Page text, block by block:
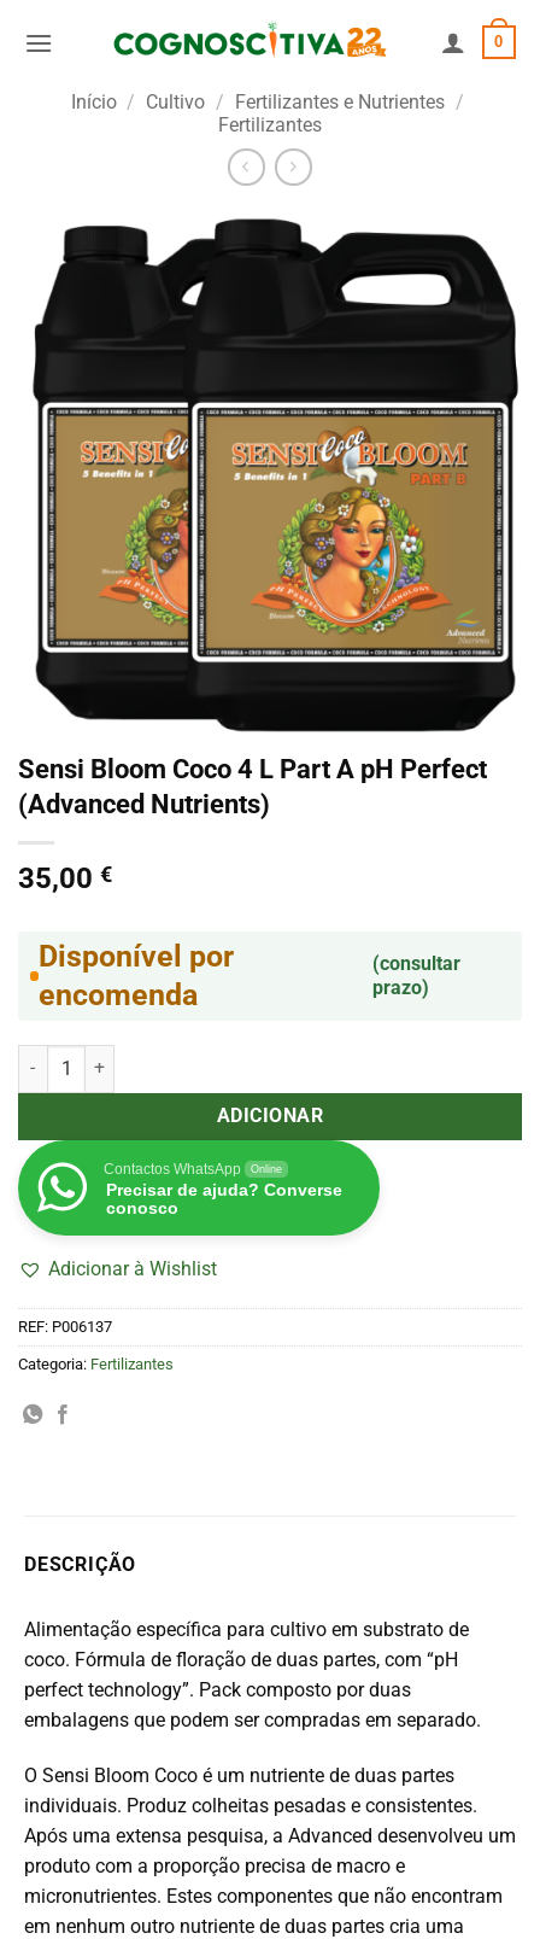
0
Início / Cultivo / Fertilizantes e Nutrientes /
Fertilizantes
Sensi Bloom Coco 4 L Part A pH Perfect
(Advanced Nutrients)
35,00 €
Disponível por
encomenda
(consultar
prazo)
Quantidade de Sensi Bloom Coco 4 L Part A pH Perfect (Advanced
ADICIONAR
Contactos WhatsApp Online
Precisar de ajuda? Converse
conosco
Adicionar à Wishlist
REF: P006137
Categoria: Fertilizantes
DESCRIÇÃO
Alimentação específica para cultivo em substrato de
coco. Fórmula de floração de duas partes, com “pH
perfect technology”. Pack composto por duas
embalagens que podem ser compradas em separado.
O Sensi Bloom Coco é um nutriente de duas partes
individuais. Produz colheitas pesadas e consistentes.
Após uma extensa pesquisa, a Advanced desenvolveu um
produto com a proporção precisa de macro e
micronutrientes. Estes componentes que não encontram
em nenhum outro nutriente de duas partes cria uma